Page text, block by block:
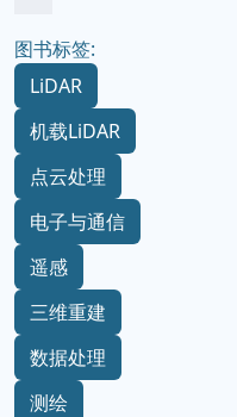
图书标签:
LiDAR
机载LiDAR
点云处理
电子与通信
遥感
三维重建
数据处理
测绘